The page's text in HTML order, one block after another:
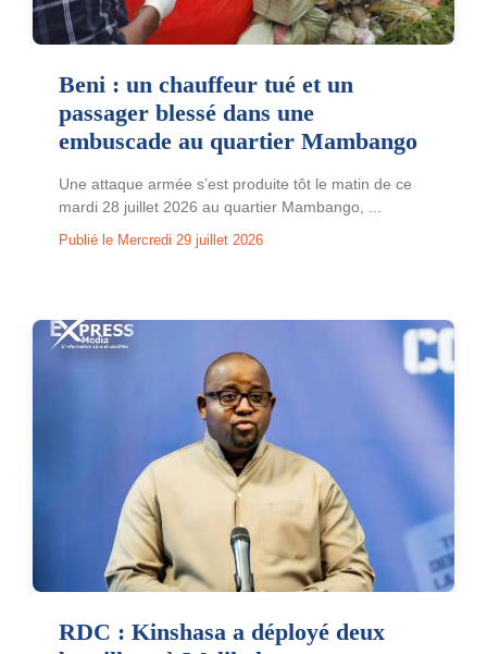
Beni : un chauffeur tué et un
passager blessé dans une
embuscade au quartier Mambango
Une attaque armée s’est produite tôt le matin de ce
mardi 28 juillet 2026 au quartier Mambango, ...
Publié le Mercredi 29 juillet 2026
RDC : Kinshasa a déployé deux